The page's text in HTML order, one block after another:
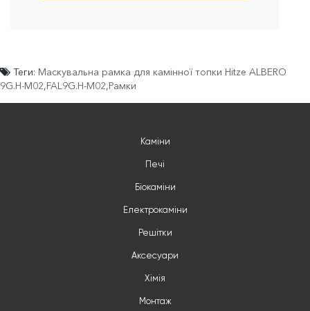
Теги: Маскувальна рамка для камінної топки Hitze ALBERO
9G.H-M02,FAL9G.H-M02,Рамки
Каміни
Печі
Біокаміни
Електрокаміни
Решітки
Аксесуари
Хімія
Монтаж